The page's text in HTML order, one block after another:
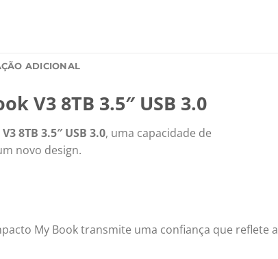
ADICIONAL
V3 8TB 3.5″ USB 3.0
8TB 3.5″ USB 3.0, uma capacidade de
novo design.
My Book transmite uma confiança que reflete a